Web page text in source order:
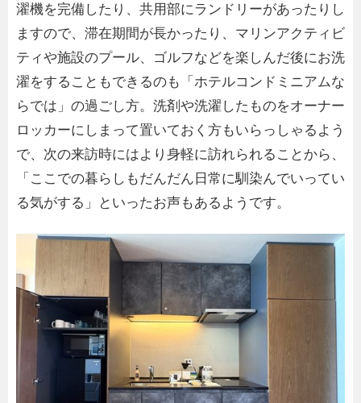
濯機を完備したり、共用部にランドリーがあったりし
ますので、滞在期間が長かったり、マリンアクティビ
ティや施設のプール、ゴルフなどを楽しんだ後にお洗
濯をすることもできるのも「ホテルコンドミニアムな
らでは」の過ごし方。洗剤や洗濯したものをオーナー
ロッカーにしまって置いておく方もいらっしゃるよう
で、次の来訪時にはより身軽に訪れられることから、
「ここでの暮らしもだんだん日常に馴染んでいってい
る気がする」といったお声もあるようです。